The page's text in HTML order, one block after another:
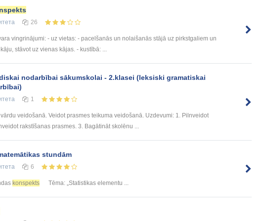
26
vingrinājumi: - uz vietas: - pacelšanās un nolaišanās stājā uz pirkstgaliem un
stāvot uz vienas kājas. - kustībā: ...
nodarbībai sākumskolai - 2.klasei (leksiski gramatiskai
1
veidošanā. Veidot prasmes teikuma veidošanā. Uzdevumi: 1. Pilnveidot
rakstīšanas prasmes. 3. Bagātināt skolēnu ...
stundām
6
konspekts Tēma: „Statistikas elementu ...